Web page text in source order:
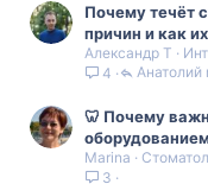
Почему течёт
причин и как
Александр Т
4
Анатолий
🦷 Почему
Marina
3